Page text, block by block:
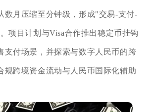
数月压缩至分钟级，形成"交易-支付-
项目计划与Visa合作推出稳定币挂钩
支付场景，并探索与数字人民币的跨
规跨境资金流动与人民币国际化辅助